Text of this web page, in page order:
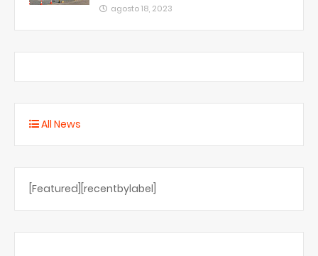
agosto 18, 2023
All News
[Featured][recentbylabel]